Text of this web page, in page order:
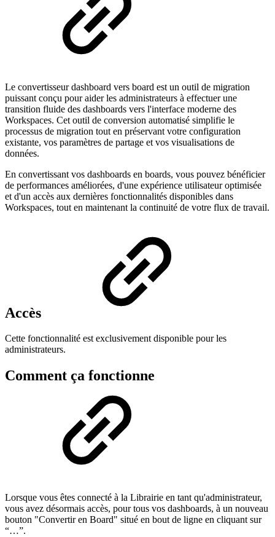
Le convertisseur dashboard vers board est un outil de migration
puissant conçu pour aider les administrateurs à effectuer une
transition fluide des dashboards vers l'interface moderne des
Workspaces. Cet outil de conversion automatisé simplifie le
processus de migration tout en préservant votre configuration
existante, vos paramètres de partage et vos visualisations de
données.
En convertissant vos dashboards en boards, vous pouvez bénéficier
de performances améliorées, d'une expérience utilisateur optimisée
et d'un accès aux dernières fonctionnalités disponibles dans
Workspaces, tout en maintenant la continuité de votre flux de travail.
Accès
Cette fonctionnalité est exclusivement disponible pour les
administrateurs.
Comment ça fonctionne
Lorsque vous êtes connecté à la Librairie en tant qu'administrateur,
vous avez désormais accès, pour tous vos dashboards, à un nouveau
bouton "Convertir en Board" situé en bout de ligne en cliquant sur
“…”.